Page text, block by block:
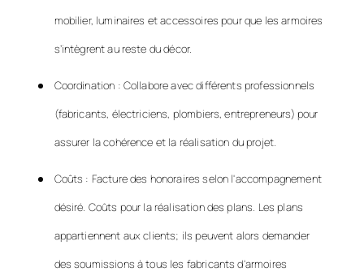
mobilier, luminaires et accessoires pour que les armoires
s’intègrent au reste du décor.
Coordination : Collabore avec différents professionnels
(fabricants, électriciens, plombiers, entrepreneurs) pour
assurer la cohérence et la réalisation du projet.
Coûts : Facture des honoraires selon l'accompagnement
désiré. Coûts pour la réalisation des plans. Les plans
appartiennent aux clients; ils peuvent alors demander
des soumissions à tous les fabricants d'armoires